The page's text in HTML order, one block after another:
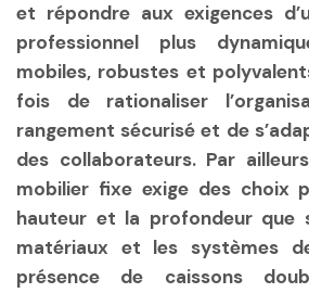
et répondre aux exigences
professionnel plus
mobiles, robustes et
fois de rationaliser
rangement sécurisé et de
des collaborateurs. Par
mobilier fixe exige des choix
hauteur et la profondeur que
matériaux et les systèmes
présence de caissons